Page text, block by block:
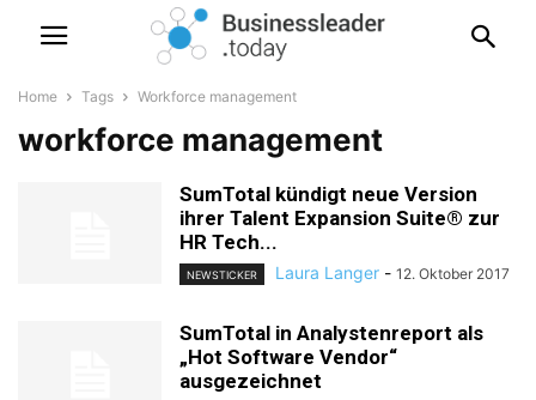
Home Tags Workforce management
workforce management
SumTotal kündigt neue Version
ihrer Talent Expansion Suite® zur
HR Tech...
NEWSTICKER Laura Langer - 12. Oktober 2017
SumTotal in Analystenreport als
„Hot Software Vendor“
ausgezeichnet